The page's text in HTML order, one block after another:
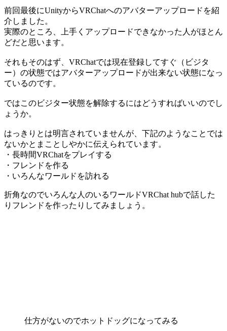
前回最後にUnityからVRChatへのアバターアップロードを紹
介しました。
実際のところ、上手くアップロードできなかった人がほとん
どだと思います。
それもそのはず、VRChatでは現在登録してすぐ（ビジタ
ー）の状態ではアバターアップロードが出来ない状態になっ
ているのです。
ではこのビジター状態を解除するにはどうすればいいのでし
ょうか。
はっきりとは明言されていませんが、下記のようなことでは
ないかとまことしやかに伝えられています。
・長時間VRChatをプレイする
・フレンドを作る
・いろんなワールドを訪れる
折角なのでいろんな人のいるワールドVRChat hubで話した
りフレンドを作ったりしてみましょう。
仕方がないのでホットドッグになってみる